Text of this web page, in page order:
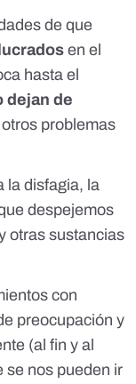
de que
en el
hasta el
dejan de
problemas
la disfagia, la
despejemos
otras sustancias
con
preocupación y
(al fin y al
se nos pueden ir